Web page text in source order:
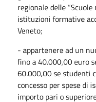
regionale delle
istituzioni formative
Veneto;
- appartenere ad un
fino a 40.000,00 euro
60.000,00 se studenti
concesso per spese di
importo pari o